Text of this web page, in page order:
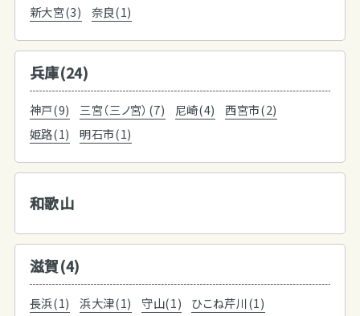
新大宮(3) 奈良(1)
兵庫(24)
神戸(9) 三宮（三ノ宮）(7) 尼崎(4)
西宮市(2)
姫路(1)
明石市(1)
和歌山
滋賀(4)
長浜(1) 浜大津(1) 守山(1) ひこね芹川(1)